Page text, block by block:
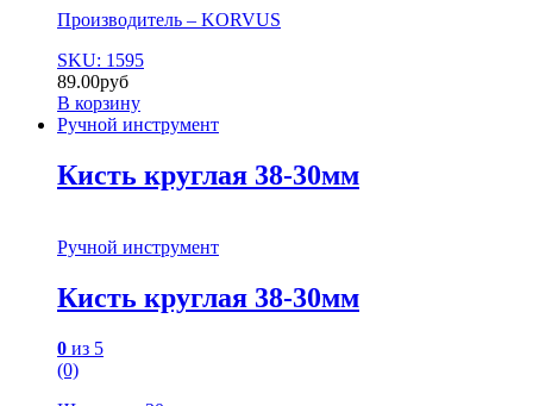
Производитель – KORVUS
SKU: 1595
89.00руб
В корзину
Ручной инструмент
Кисть круглая 38-30мм
Ручной инструмент
Кисть круглая 38-30мм
0 из 5
(0)